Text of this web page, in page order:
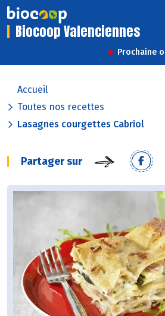
Biocoop Valenciennes
Prochaine
Accueil
Toutes nos recettes
Lasagnes courgettes Cabriol
Partager sur